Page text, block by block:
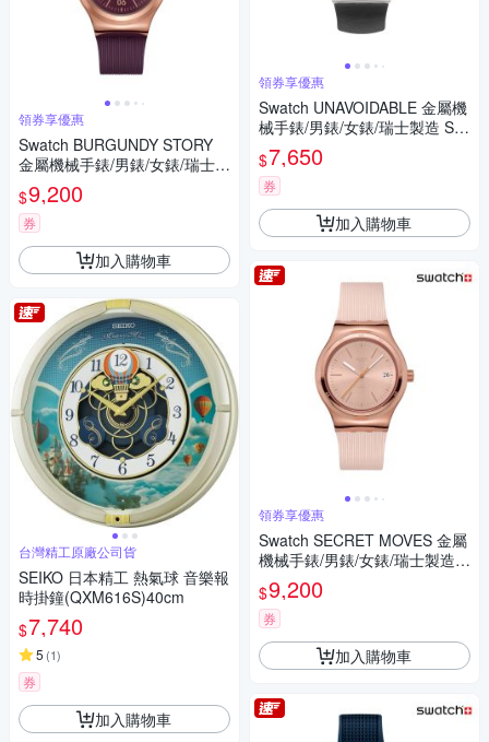
領券享優惠
Swatch BURGUNDY STORY
金屬機械手錶/男錶/女錶/瑞士製
造 YIG401 (42mm)
$9,200
券
加入購物車
台灣精工原廠公司貨
SEIKO 日本精工 熱氣球 音樂報
時掛鐘(QXM616S)40cm
$7,740
5 (1)
券
加入購物車
領券享優惠
Swatch UNAVOIDABLE 金屬機
械手錶/男錶/女錶/瑞士製造 SY
23S408 (42mm)
$7,650
券
加入購物車
領券享優惠
Swatch SECRET MOVES 金屬
機械手錶/男錶/女錶/瑞士製造 Y
IG402 (42mm)
$9,200
券
加入購物車